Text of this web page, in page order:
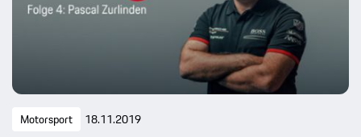
Motorsport 18.11.2019